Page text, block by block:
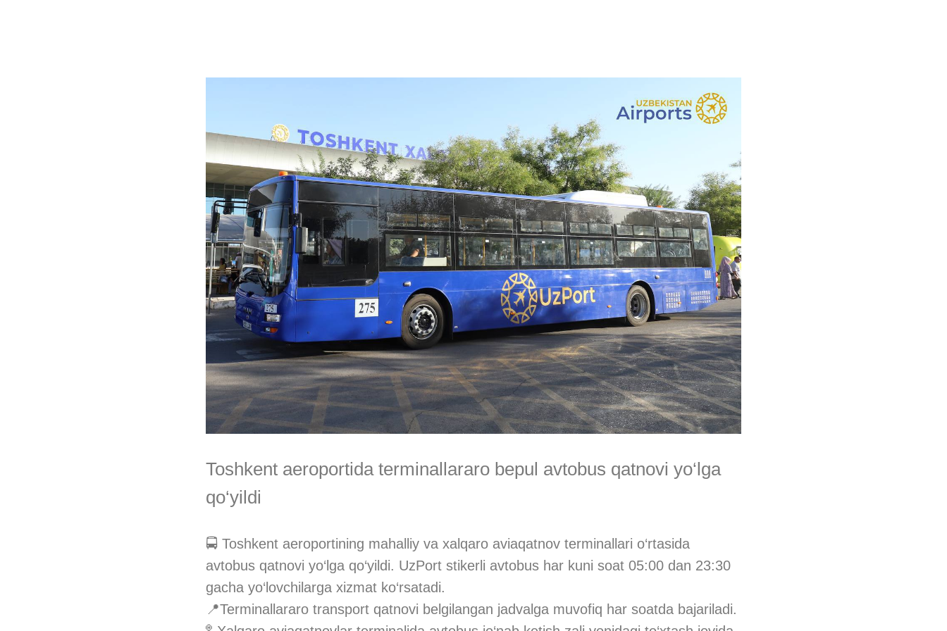
Toshkent aeroportida terminallararo bepul avtobus qatnovi yo‘lga
qo‘yildi
🚍 Toshkent aeroportining mahalliy va xalqaro aviaqatnov terminallari o‘rtasida
avtobus qatnovi yo‘lga qo‘yildi. UzPort stikerli avtobus har kuni soat 05:00 dan 23:30
gacha yo‘lovchilarga xizmat ko‘rsatadi.
📍Terminallararo transport qatnovi belgilangan jadvalga muvofiq har soatda bajariladi.